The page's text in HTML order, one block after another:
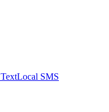
TextLocal SMS